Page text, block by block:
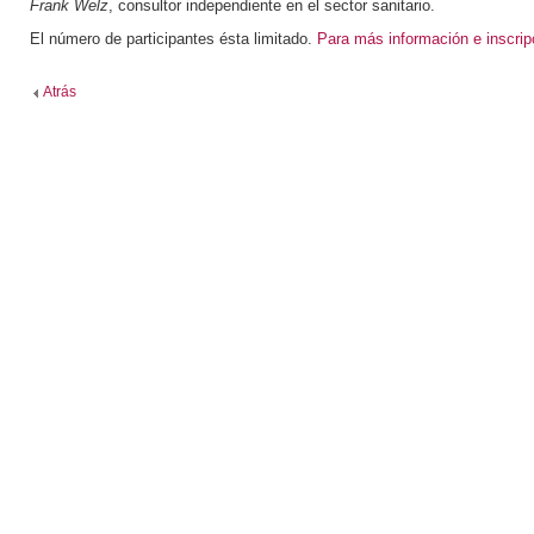
Frank Welz, consultor independiente en el sector sanitario.
El número de participantes ésta limitado. Para más información e
Atrás